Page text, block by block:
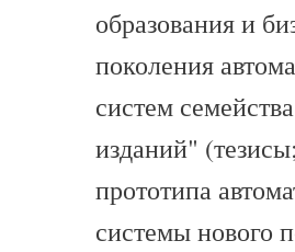
образования и
поколения
систем
изданий"
прототипа
системы нового